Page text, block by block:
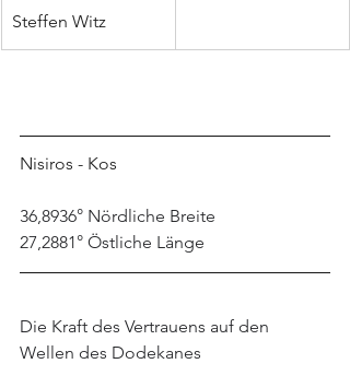
Steffen Witz
Nisiros - Kos
36,8936° Nördliche Breite
27,2881° Östliche Länge
Die Kraft des Vertrauens auf den
Wellen des Dodekanes